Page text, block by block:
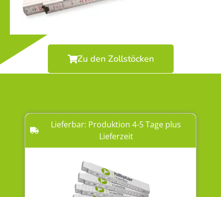
Zu den Zollstöcken
Lieferbar: Produktion 4-5 Tage plus
Lieferzeit